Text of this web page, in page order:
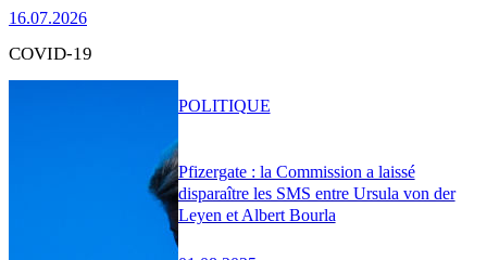
16.07.2026
COVID-19
Pfizergate : la Commission a laissé
disparaître les SMS entre Ursula von der
Leyen et Albert Bourla
POLITIQUE